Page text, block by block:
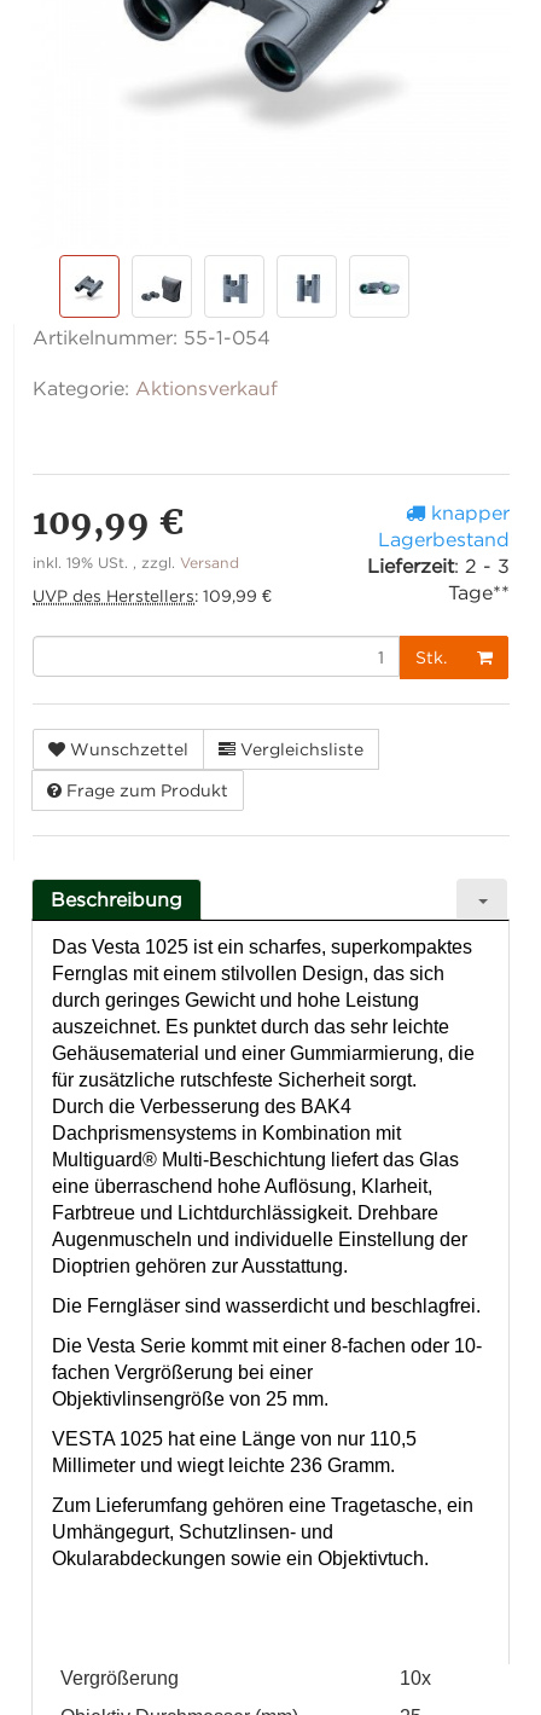
Artikelnummer: 55-1-054
Kategorie: Aktionsverkauf
109,99 €
inkl. 19% USt. , zzgl.Versand
UVP des Herstellers:109,99 €
knapper
Lagerbestand
Lieferzeit: 2 - 3
Tage**
Stk.
Wunschzettel Vergleichsliste
Frage zum Produkt
Beschreibung
Das Vesta 1025 ist ein scharfes, superkompaktes
Fernglas mit einem stilvollen Design, das sich
durch geringes Gewicht und hohe Leistung
auszeichnet. Es punktet durch das sehr leichte
Gehäusematerial und einer Gummiarmierung, die
für zusätzliche rutschfeste Sicherheit sorgt.
Durch die Verbesserung des BAK4
Dachprismensystems in Kombination mit
Multiguard® Multi-Beschichtung liefert das Glas
eine überraschend hohe Auflösung, Klarheit,
Farbtreue und Lichtdurchlässigkeit. Drehbare
Augenmuscheln und individuelle Einstellung der
Dioptrien gehören zur Ausstattung.
Die Ferngläser sind wasserdicht und beschlagfrei.
Die Vesta Serie kommt mit einer 8-fachen oder 10-
fachen Vergrößerung bei einer
Objektivlinsengröße von 25 mm.
VESTA 1025 hat eine Länge von nur 110,5
Millimeter und wiegt leichte 236 Gramm.
Zum Lieferumfang gehören eine Tragetasche, ein
Umhängegurt, Schutzlinsen- und
Okularabdeckungen sowie ein Objektivtuch.
Vergrößerung
10x